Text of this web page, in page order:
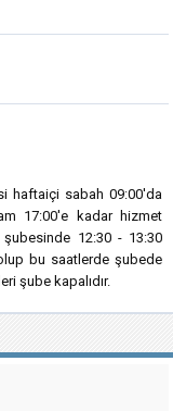
haftaiçi sabah 09:00'da
17:00'e kadar hizmet
12:30 - 13:30
bu saatlerde şubede
şube kapalıdır.